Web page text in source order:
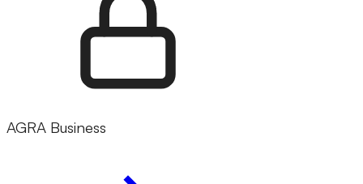
AGRA Business